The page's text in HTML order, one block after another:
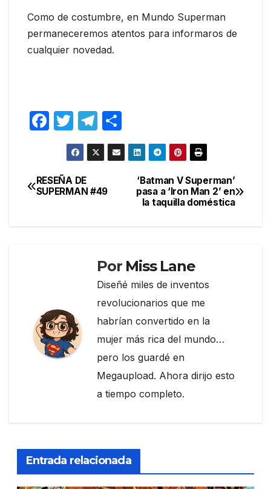
Como de costumbre, en Mundo Superman
permaneceremos atentos para informaros de
cualquier novedad.
F
e
b
T
w
itt
er
T
el
e
a
o
m
ar
Navegación
‘Batman V Superman’
pasa a ‘Iron Man 2’ en
la taquilla doméstica
RESEÑA DE
SUPERMAN #49
Por Miss Lane
Diseñé miles de inventos
revolucionarios que me
habrían convertido en la
mujer más rica del mundo…
pero los guardé en
Megaupload. Ahora dirijo esto
a tiempo completo.
Entrada relacionada